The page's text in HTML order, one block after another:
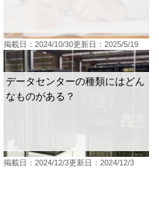
掲載日：2024/10/30更新日：2025/5/19
データセンターの種類にはどん
なものがある？
掲載日：2024/12/3更新日：2024/12/3